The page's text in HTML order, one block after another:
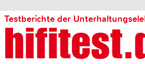
Testberichte der